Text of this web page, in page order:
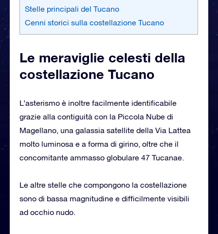
Stelle principali del Tucano
Cenni storici sulla costellazione Tucano
Le meraviglie celesti della
costellazione Tucano
L’asterismo è inoltre facilmente identificabile
grazie alla contiguità con la Piccola Nube di
Magellano, una galassia satellite della Via Lattea
molto luminosa e a forma di girino, oltre che il
concomitante ammasso globulare 47 Tucanae.
Le altre stelle che compongono la costellazione
sono di bassa magnitudine e difficilmente visibili
ad occhio nudo.